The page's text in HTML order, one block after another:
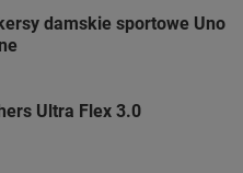
damskie sportowe Uno
Ultra Flex 3.0